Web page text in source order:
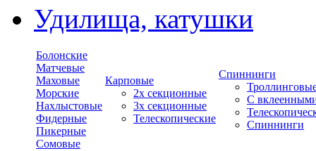
Удилища, катушки
Болонские
Матчевые
Маховые
Морские
Нахлыстовые
Фидерные
Пикерные
Сомовые
Карповые
2х секционные
3х секционные
Телескопические
Спиннинги
С
Спиннинги